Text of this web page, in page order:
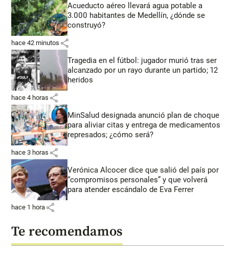
Acueducto aéreo llevará agua potable a
3.000 habitantes de Medellín, ¿dónde se
construyó?
hace 42 minutos share
Tragedia en el fútbol: jugador murió tras ser
alcanzado por un rayo durante un partido; 12
heridos
hace 4 horas share
MinSalud designada anunció plan de choque
para aliviar citas y entrega de medicamentos
represados; ¿cómo será?
hace 3 horas share
Verónica Alcocer dice que salió del país por
“compromisos personales” y que volverá
para atender escándalo de Eva Ferrer
hace 1 hora share
Te recomendamos